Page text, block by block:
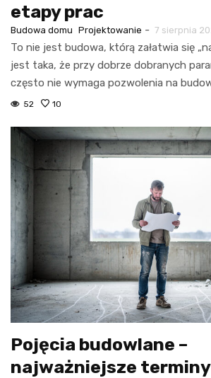
etapy prac
Budowa domu Projektowanie - 7 sierpnia
To nie jest budowa, którą załatwia się
jest taka, że przy dobrze dobranych
często nie wymaga pozwolenia na
52 10
Pojęcia budowlane –
najważniejsze